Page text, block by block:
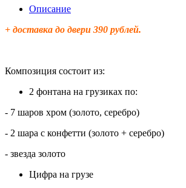
Описание
+ доставка до двери 390 рублей.
Композиция состоит из:
2 фонтана на грузиках по:
- 7 шаров хром (золото, серебро)
- 2 шара с конфетти (золото + серебро)
- звезда золото
Цифра на грузе